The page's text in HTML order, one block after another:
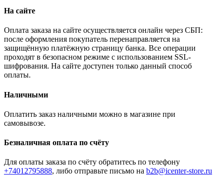
На сайте
Оплата заказа на сайте осуществляется онлайн через СБП:
после оформления покупатель перенаправляется на
защищённую платёжную страницу банка. Все операции
проходят в безопасном режиме с использованием SSL-
шифрования. На сайте доступен только данный способ
оплаты.
Наличными
Оплатить заказ наличными можно в магазине при
самовывозе.
Безналичная оплата по счёту
Для оплаты заказа по счёту обратитесь по телефону
+74012795888, либо отправьте письмо на b2b@icenter-store.ru